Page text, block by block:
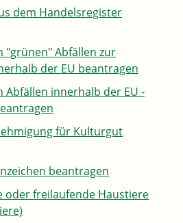
dem Handelsregister
"grünen" Abfällen zur
der EU beantragen
Abfällen innerhalb der EU -
für Kulturgut
beantragen
oder freilaufende Haustiere